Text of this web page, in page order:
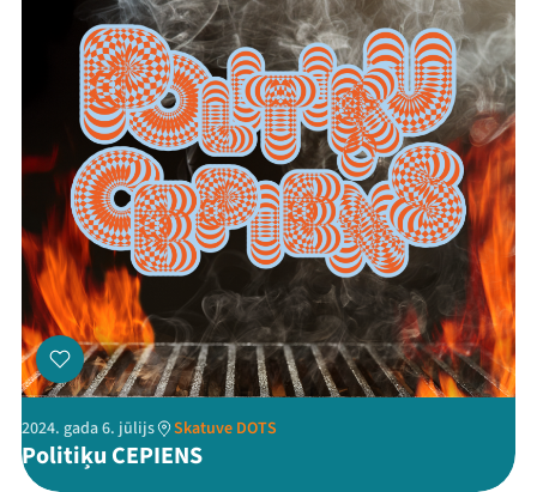
2024. gada 6. jūlijs Skatuve DOTS
Politiķu CEPIENS